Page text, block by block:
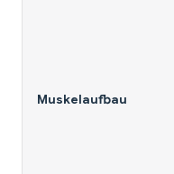
Muskelaufbau